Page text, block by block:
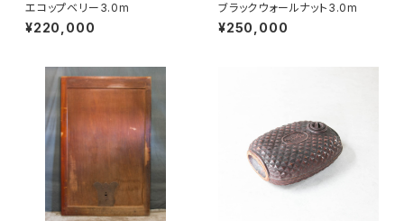
エコップベリー3.0m
¥220,000
ブラックウォールナット3.0m
¥250,000